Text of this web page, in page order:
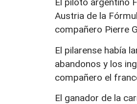
El piloto argentino
Austria de la
compañero Pierre
El pilarense había
abandonos y los
compañero el
El ganador de la